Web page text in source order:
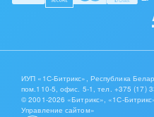
ИУП «1С-Битрикс», Республика
пом.110-5, офис. 5-1,тел. +375 (17)
© 2001-2026 «Битрикс», «1С-
Управление сайтом»